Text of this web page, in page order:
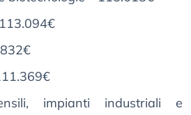
impianti industriali e